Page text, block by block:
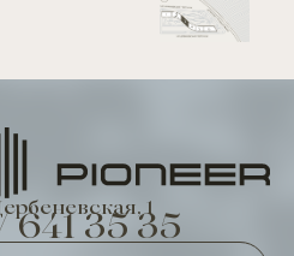
1
641 35 35